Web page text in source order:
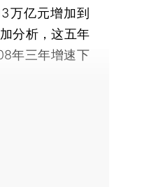
万亿元增加到
分析，这五年
年三年增速下